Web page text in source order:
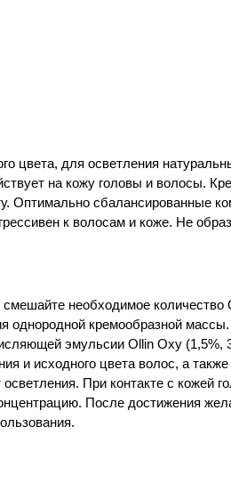
цвета, для осветления
на кожу головы и волосы.
Оптимально сбалансированные
к волосам и коже. Не
смешайте необходимое
однородной кремообразной
эмульсии Ollin Oxy (1,5%,
и исходного цвета волос, а
При контакте с кожей
После достижения